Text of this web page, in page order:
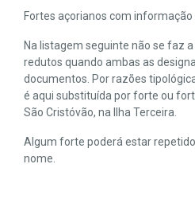
Fortes açorianos com informação
Na listagem seguinte não se faz
redutos quando ambas as
documentos. Por razões
é aqui substituída por forte ou
São Cristóvão, na Ilha Terceira.
Algum forte poderá estar
nome.